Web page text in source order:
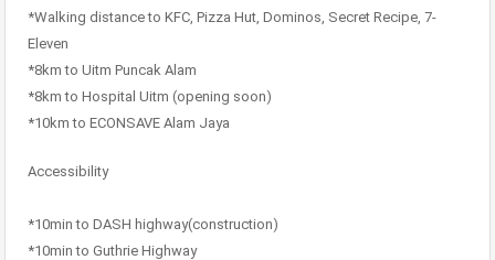
*Walking distance to KFC, Pizza Hut, Dominos, Secret Recipe, 7-
Eleven
*8km to Uitm Puncak Alam
*8km to Hospital Uitm (opening soon)
*10km to ECONSAVE Alam Jaya
Accessibility
*10min to DASH highway(construction)
*10min to Guthrie Highway